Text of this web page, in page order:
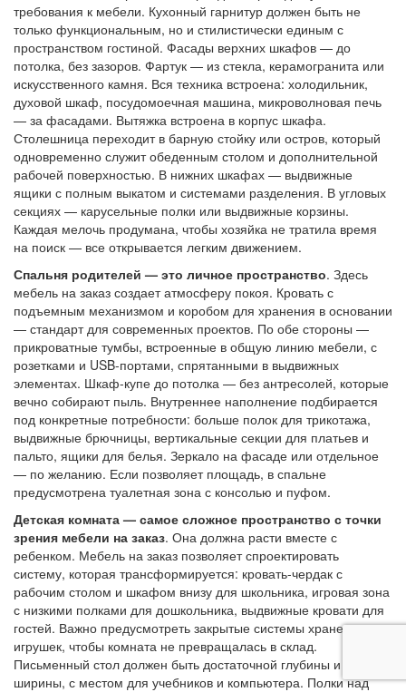
требования к мебели. Кухонный гарнитур должен быть не
только функциональным, но и стилистически единым с
пространством гостиной. Фасады верхних шкафов — до
потолка, без зазоров. Фартук — из стекла, керамогранита или
искусственного камня. Вся техника встроена: холодильник,
духовой шкаф, посудомоечная машина, микроволновая печь
— за фасадами. Вытяжка встроена в корпус шкафа.
Столешница переходит в барную стойку или остров, который
одновременно служит обеденным столом и дополнительной
рабочей поверхностью. В нижних шкафах — выдвижные
ящики с полным выкатом и системами разделения. В угловых
секциях — карусельные полки или выдвижные корзины.
Каждая мелочь продумана, чтобы хозяйка не тратила время
на поиск — все открывается легким движением.
Спальня родителей — это личное пространство. Здесь
мебель на заказ создает атмосферу покоя. Кровать с
подъемным механизмом и коробом для хранения в основании
— стандарт для современных проектов. По обе стороны —
прикроватные тумбы, встроенные в общую линию мебели, с
розетками и USB-портами, спрятанными в выдвижных
элементах. Шкаф-купе до потолка — без антресолей, которые
вечно собирают пыль. Внутреннее наполнение подбирается
под конкретные потребности: больше полок для трикотажа,
выдвижные брючницы, вертикальные секции для платьев и
пальто, ящики для белья. Зеркало на фасаде или отдельное
— по желанию. Если позволяет площадь, в спальне
предусмотрена туалетная зона с консолью и пуфом.
Детская комната — самое сложное пространство с точки
зрения мебели на заказ. Она должна расти вместе с
ребенком. Мебель на заказ позволяет спроектировать
систему, которая трансформируется: кровать-чердак с
рабочим столом и шкафом внизу для школьника, игровая зона
с низкими полками для дошкольника, выдвижные кровати для
гостей. Важно предусмотреть закрытые системы хранения для
игрушек, чтобы комната не превращалась в склад.
Письменный стол должен быть достаточной глубины и
ширины, с местом для учебников и компьютера. Полки над